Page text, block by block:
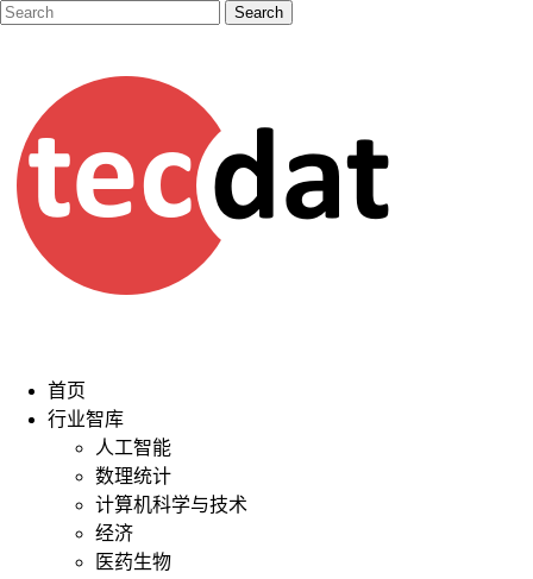
首页
行业智库
人工智能
数理统计
计算机科学与技术
经济
医药生物